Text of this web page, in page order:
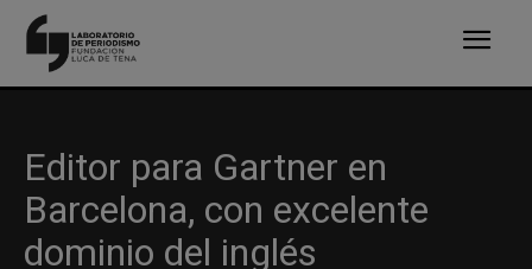
Editor para Gartner en
Barcelona, con excelente
dominio del inglés